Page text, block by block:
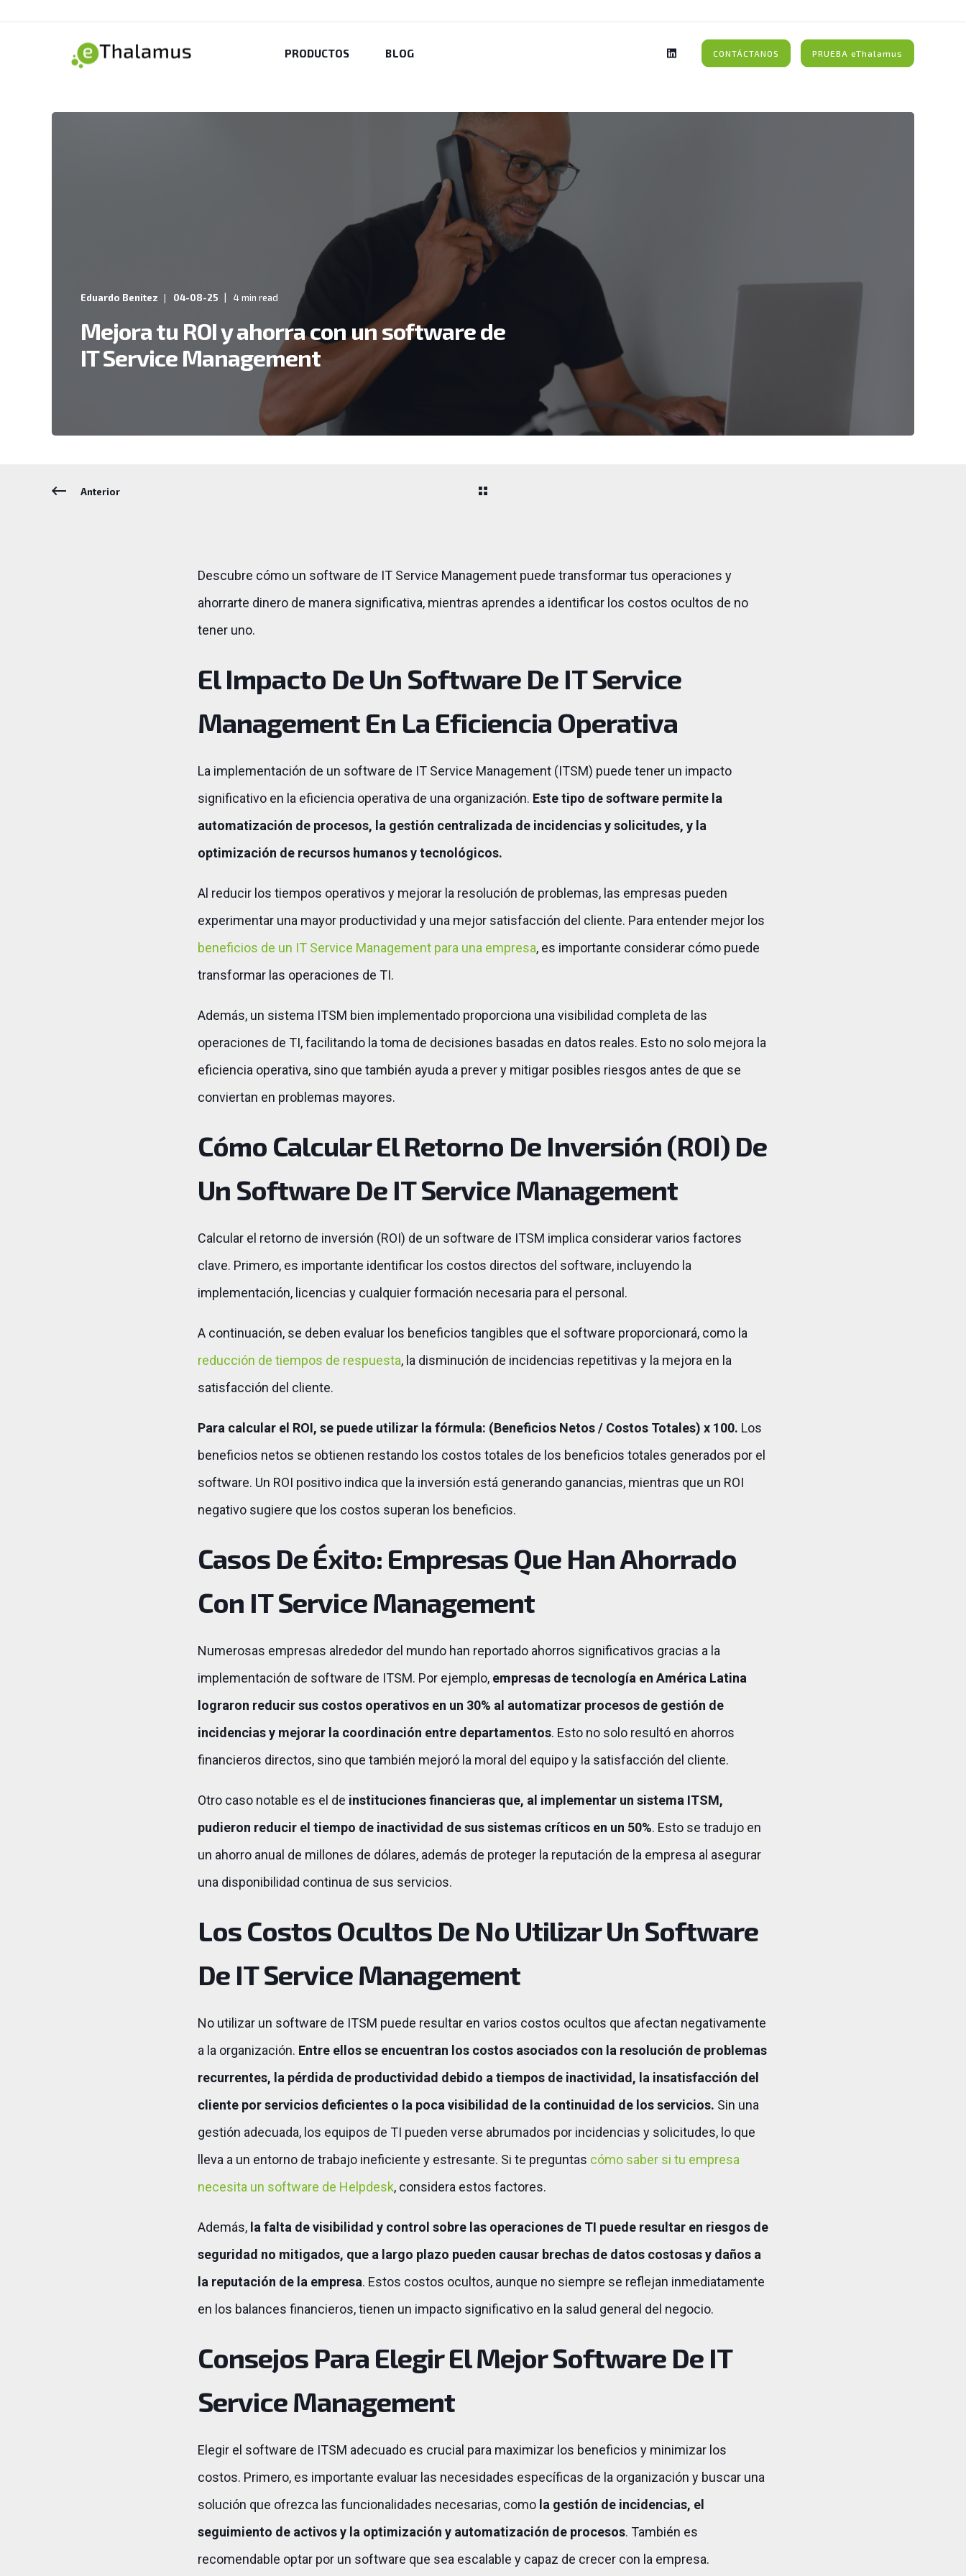
PRODUCTOS BLOG CONTÁCTANOS PRUEBA eThalamus
Eduardo Benitez 04-08-25 4 min read
Mejora tu ROI y ahorra con un software de
IT Service Management
Anterior
Descubre cómo un software de IT Service Management puede transformar tus operaciones y
ahorrarte dinero de manera significativa, mientras aprendes a identificar los costos ocultos de no
tener uno.
El Impacto De Un Software De IT Service
Management En La Eficiencia Operativa
La implementación de un software de IT Service Management (ITSM) puede tener un impacto
significativo en la eficiencia operativa de una organización. Este tipo de software permite la
automatización de procesos, la gestión centralizada de incidencias y solicitudes, y la
optimización de recursos humanos y tecnológicos.
Al reducir los tiempos operativos y mejorar la resolución de problemas, las empresas pueden
experimentar una mayor productividad y una mejor satisfacción del cliente. Para entender mejor los
beneficios de un IT Service Management para una empresa, es importante considerar cómo puede
transformar las operaciones de TI.
Además, un sistema ITSM bien implementado proporciona una visibilidad completa de las
operaciones de TI, facilitando la toma de decisiones basadas en datos reales. Esto no solo mejora la
eficiencia operativa, sino que también ayuda a prever y mitigar posibles riesgos antes de que se
conviertan en problemas mayores.
Cómo Calcular El Retorno De Inversión (ROI) De
Un Software De IT Service Management
Calcular el retorno de inversión (ROI) de un software de ITSM implica considerar varios factores
clave. Primero, es importante identificar los costos directos del software, incluyendo la
implementación, licencias y cualquier formación necesaria para el personal.
A continuación, se deben evaluar los beneficios tangibles que el software proporcionará, como la
reducción de tiempos de respuesta, la disminución de incidencias repetitivas y la mejora en la
satisfacción del cliente.
Para calcular el ROI, se puede utilizar la fórmula: (Beneficios Netos / Costos Totales) x 100. Los
beneficios netos se obtienen restando los costos totales de los beneficios totales generados por el
software. Un ROI positivo indica que la inversión está generando ganancias, mientras que un ROI
negativo sugiere que los costos superan los beneficios.
Casos De Éxito: Empresas Que Han Ahorrado
Con IT Service Management
Numerosas empresas alrededor del mundo han reportado ahorros significativos gracias a la
implementación de software de ITSM. Por ejemplo, empresas de tecnología en América Latina
lograron reducir sus costos operativos en un 30% al automatizar procesos de gestión de
incidencias y mejorar la coordinación entre departamentos. Esto no solo resultó en ahorros
financieros directos, sino que también mejoró la moral del equipo y la satisfacción del cliente.
Otro caso notable es el de instituciones financieras que, al implementar un sistema ITSM,
pudieron reducir el tiempo de inactividad de sus sistemas críticos en un 50%. Esto se tradujo en
un ahorro anual de millones de dólares, además de proteger la reputación de la empresa al asegurar
una disponibilidad continua de sus servicios.
Los Costos Ocultos De No Utilizar Un Software
De IT Service Management
No utilizar un software de ITSM puede resultar en varios costos ocultos que afectan negativamente
a la organización. Entre ellos se encuentran los costos asociados con la resolución de problemas
recurrentes, la pérdida de productividad debido a tiempos de inactividad, la insatisfacción del
cliente por servicios deficientes o la poca visibilidad de la continuidad de los servicios. Sin una
gestión adecuada, los equipos de TI pueden verse abrumados por incidencias y solicitudes, lo que
lleva a un entorno de trabajo ineficiente y estresante. Si te preguntas cómo saber si tu empresa
necesita un software de Helpdesk, considera estos factores.
Además,la falta de visibilidad y control sobre las operaciones de TI puede resultar en riesgos de
seguridad no mitigados, que a largo plazo pueden causar brechas de datos costosas y daños a
la reputación de la empresa. Estos costos ocultos, aunque no siempre se reflejan inmediatamente
en los balances financieros, tienen un impacto significativo en la salud general del negocio.
Consejos Para Elegir El Mejor Software De IT
Service Management
Elegir el software de ITSM adecuado es crucial para maximizar los beneficios y minimizar los
costos. Primero, es importante evaluar las necesidades específicas de la organización y buscar una
solución que ofrezca las funcionalidades necesarias, como la gestión de incidencias, el
seguimiento de activos y la optimización y automatización de procesos. También es
recomendable optar por un software que sea escalable y capaz de crecer con la empresa.